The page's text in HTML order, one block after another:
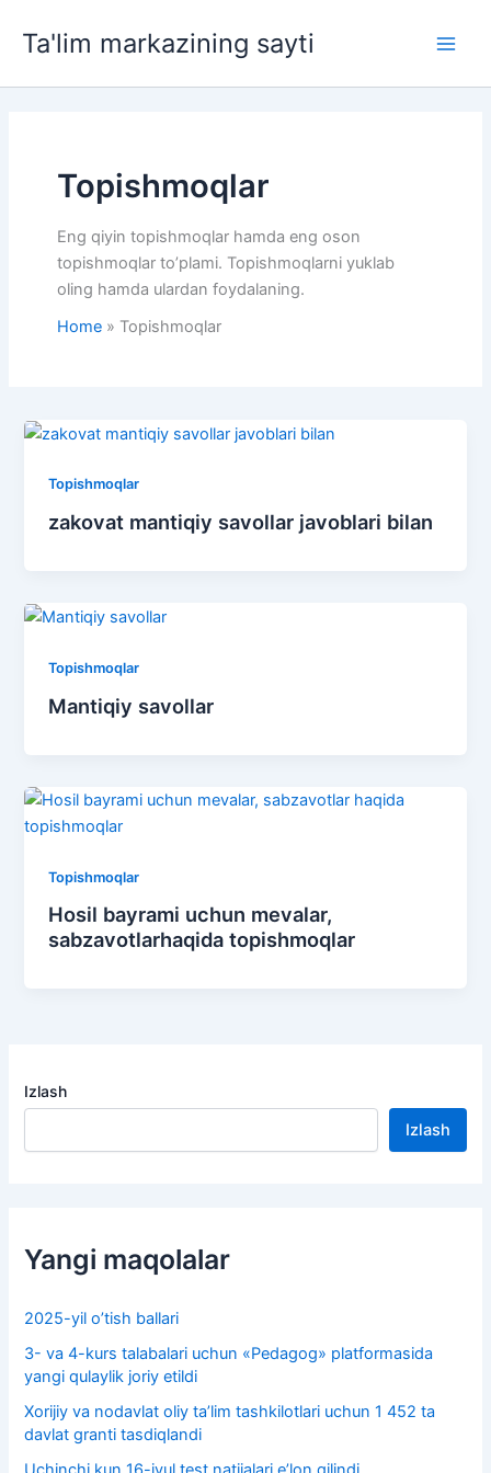
Ta'lim markazining sayti
Topishmoqlar
Eng qiyin topishmoqlar hamda eng oson
topishmoqlar to’plami. Topishmoqlarni yuklab
oling hamda ulardan foydalaning.
Home
Topishmoqlar
Topishmoqlar
zakovat mantiqiy savollar javoblari bilan
Topishmoqlar
Mantiqiy savollar
Topishmoqlar
Hosil bayrami uchun mevalar,
sabzavotlarhaqida topishmoqlar
Izlash
Izlash
Yangi maqolalar
2025-yil o’tish ballari
3- va 4-kurs talabalari uchun «Pedagog» platformasida
yangi qulaylik joriy etildi
Xorijiy va nodavlat oliy taʼlim tashkilotlari uchun 1 452 ta
davlat granti tasdiqlandi